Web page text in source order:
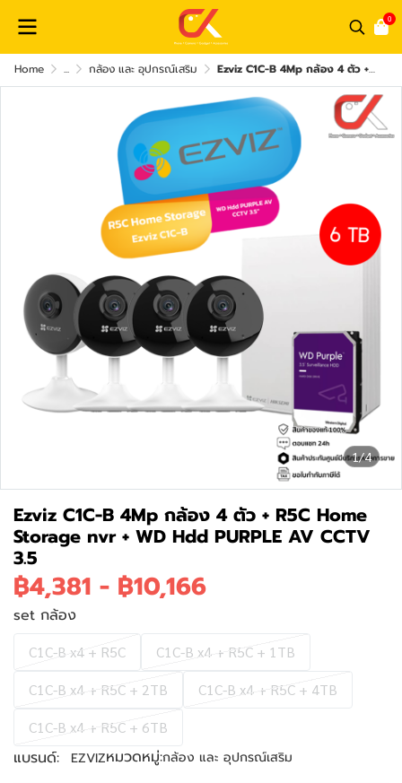
0
Home ... กล้อง และ อุปกรณ์เสริม Ezviz C1C-B 4Mp กล้อง 4 ตัว + R5C Home Storage nvr + WD Hdd PURPLE AV CCTV 3.5
1/4
Ezviz C1C-B 4Mp กล้อง 4 ตัว + R5C Home
Storage nvr + WD Hdd PURPLE AV CCTV
3.5
฿4,381 - ฿10,166
set กล้อง
C1C-B x4 + R5C
C1C-B x4 + R5C + 1TB
C1C-B x4 + R5C + 2TB
C1C-B x4 + R5C + 4TB
C1C-B x4 + R5C + 6TB
แบรนด์: EZVIZหมวดหมู่:กล้อง และ อุปกรณ์เสริม